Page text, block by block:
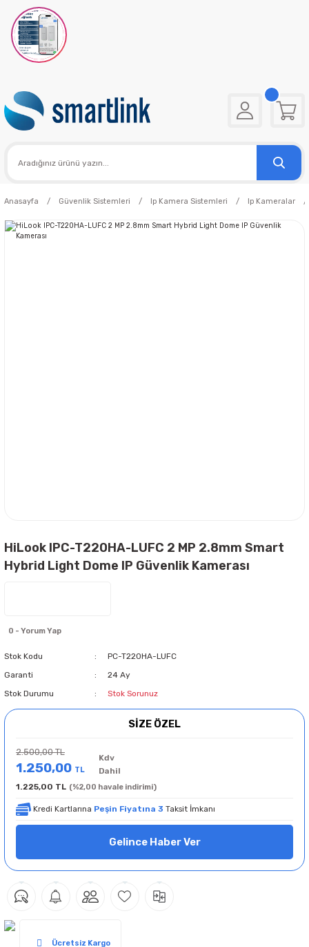
Anasayfa Güvenlik Sistemleri Ip Kamera Sistemleri Ip Kameralar
HiLook IPC-T220HA-LUFC 2 MP 2.8mm Smart
Hybrid Light Dome IP Güvenlik Kamerası
0 - Yorum Yap
Stok Kodu
PC-T220HA-LUFC
Garanti
24 Ay
Stok Durumu
Stok Sorunuz
SİZE ÖZEL
2.500,00 TL
1.250,00 TL
Kdv
Dahil
1.225,00 TL (%2,00 havale indirimi)
Kredi Kartlarına Peşin Fiyatına 3 Taksit İmkanı
Gelince Haber Ver
Ücretsiz Kargo